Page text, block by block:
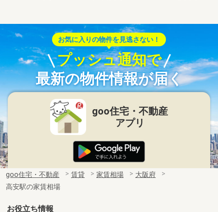
お気に入りの物件を見逃さない！
プッシュ通知で
最新の物件情報が届く
goo住宅・不動産
アプリ
goo住宅・不動産 賃貸 家賃相場
大阪府
高安駅の家賃相場
お役立ち情報